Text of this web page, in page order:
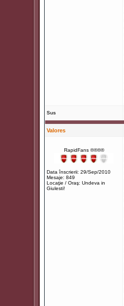
Sus
Valores
RapidFans ®®®®
Data înscrierii: 29/Sep/2010
Mesaje: 849
Locaţie / Oraş: Undeva in
Giulesti!